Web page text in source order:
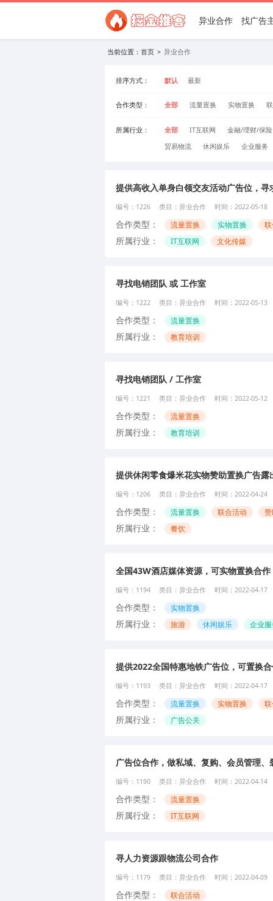
异业合作 找广告
当前位置： 首页 > 异业合作
排序方式： 默认 最新
合作类型： 全部 流量置换 实物置换
所属行业： 全部 IT互联网 金融/理财/保险
贸易物流
休闲娱乐 企业服务
提供高收入单身白领交友活动广告位，寻
编号： 1226 类目： 异业合作 时间： 2022-05-18
合作类型： 流量置换 实物置换
所属行业： IT互联网 文化传媒
寻找电销团队 或 工作室
编号： 1222 类目： 异业合作 时间： 2022-05-13
合作类型： 流量置换
所属行业： 教育培训
寻找电销团队 / 工作室
编号： 1221 类目： 异业合作 时间： 2022-05-12
合作类型： 流量置换
所属行业： 教育培训
提供休闲零食爆米花实物赞助置换广告露
编号： 1206 类目： 异业合作 时间： 2022-04-24
合作类型： 流量置换 联合活动
所属行业： 餐饮
全国43W酒店媒体资源，可实物置换合作
编号： 1194 类目： 异业合作 时间： 2022-04-17
合作类型： 实物置换
所属行业： 旅游 休闲娱乐 企业服
提供2022全国特惠地铁广告位，可置换
编号： 1193 类目： 异业合作 时间： 2022-04-17
合作类型： 流量置换 实物置换
所属行业： 广告公关
广告位合作，做私域、复购、会员管理、
编号： 1190 类目： 异业合作 时间： 2022-04-14
合作类型： 流量置换
所属行业： IT互联网
寻人力资源跟物流公司合作
编号： 1179 类目： 异业合作 时间： 2022-04-09
合作类型： 联合活动